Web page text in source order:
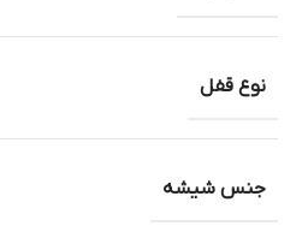
نوع قفل
جنس شیشه